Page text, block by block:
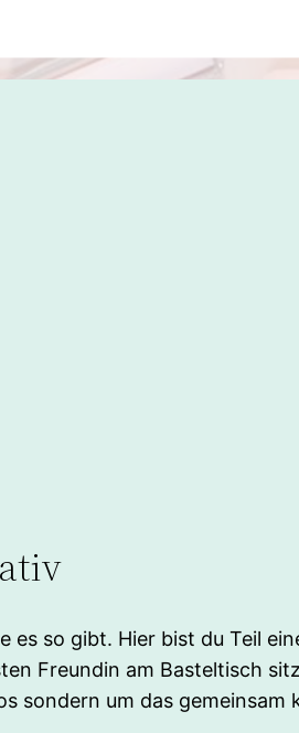
es so gibt. Hier bist du Teil
Freundin am Basteltisch
um das gemeinsam